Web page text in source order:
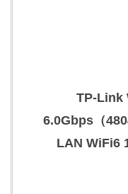
TP-Link
6.0Gbps（
LAN WiFi6